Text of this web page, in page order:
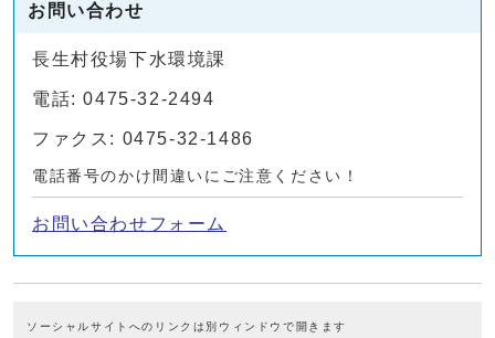
お問い合わせ
長生村役場下水環境課
電話: 0475-32-2494
ファクス: 0475-32-1486
電話番号のかけ間違いにご注意ください！
お問い合わせフォーム
ソーシャルサイトへのリンクは別ウィンドウで開きます